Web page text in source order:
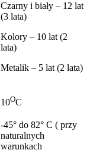
Czarny i biały – 12 lat
(3 lata)
Kolory – 10 lat (2
lata)
Metalik – 5 lat (2 lata)
10OC
-45° do 82° C ( przy
naturalnych
warunkach